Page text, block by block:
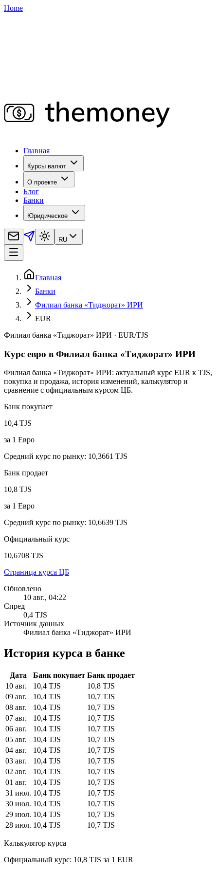
Home
Главная
Курсы валют
О проекте
Блог
Банки
Юридическое
RU
Главная
Банки
Филиал банка «Тиджорат» ИРИ
EUR
Филиал банка «Тиджорат» ИРИ · EUR/TJS
Курс евро в Филиал банка «Тиджорат» ИРИ
Филиал банка «Тиджорат» ИРИ: актуальный курс EUR к TJS,
покупка и продажа, история изменений, калькулятор и
сравнение с официальным курсом ЦБ.
Банк покупает
10,4 TJS
за 1 Евро
Средний курс по рынку: 10,3661 TJS
Банк продает
10,8 TJS
за 1 Евро
Средний курс по рынку: 10,6639 TJS
Официальный курс
10,6708 TJS
Страница курса ЦБ
Обновлено
10 авг., 04:22
Спред
0,4 TJS
Источник данных
Филиал банка «Тиджорат» ИРИ
История курса в банке
Дата Банк покупает Банк продает
10 авг.
10,4 TJS
10,8 TJS
09 авг.
10,4 TJS
10,7 TJS
08 авг.
10,4 TJS
10,7 TJS
07 авг.
10,4 TJS
10,7 TJS
06 авг.
10,4 TJS
10,7 TJS
05 авг.
10,4 TJS
10,7 TJS
04 авг.
10,4 TJS
10,7 TJS
03 авг.
10,4 TJS
10,7 TJS
02 авг.
10,4 TJS
10,7 TJS
01 авг.
10,4 TJS
10,7 TJS
31 июл. 10,4 TJS
10,7 TJS
30 июл. 10,4 TJS
10,7 TJS
29 июл. 10,4 TJS
10,7 TJS
28 июл. 10,4 TJS 10,7 TJS
Калькулятор курса
Официальный курс: 10,8 TJS за 1 EUR